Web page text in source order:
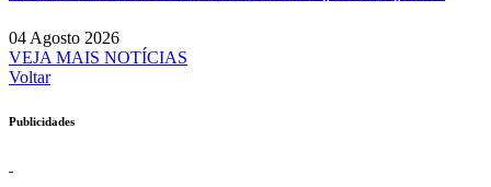
04 Agosto 2026
VEJA MAIS NOTÍCIAS
Voltar
Publicidades